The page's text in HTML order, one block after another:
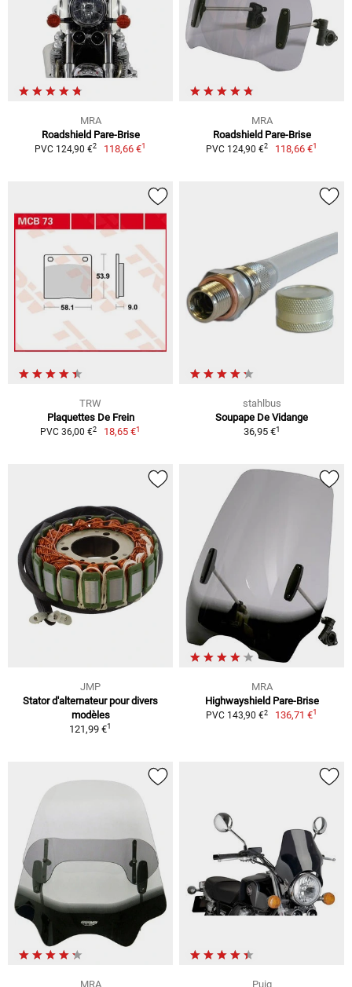
MRA
Roadshield Pare-Brise
PVC 124,90 €2 118,66 €1
MRA
Roadshield Pare-Brise
PVC 124,90 €2 118,66 €1
TRW
Plaquettes De Frein
PVC 36,00 €2 18,65 €1
stahlbus
Soupape De Vidange
36,95 €1
JMP
Stator d'alternateur pour divers
modèles
121,99 €1
MRA
Highwayshield Pare-Brise
PVC 143,90 €2 136,71 €1
MRA Puig